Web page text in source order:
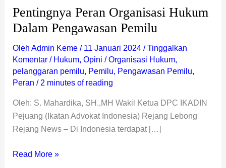
Pentingnya Peran Organisasi Hukum
Dalam Pengawasan Pemilu
Oleh Admin Keme / 11 Januari 2024 /Tinggalkan
Komentar / Hukum, Opini /Organisasi Hukum,
pelanggaran pemilu, Pemilu, Pengawasan Pemilu,
Peran / 2 minutes of reading
Oleh: S. Mahardika, SH.,MH Wakil Ketua DPC IKADIN
Pejuang (Ikatan Advokat Indonesia) Rejang Lebong
Rejang News – Di Indonesia terdapat […]
Read More »